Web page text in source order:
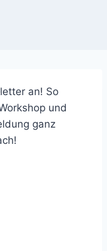
an! So
und
ganz